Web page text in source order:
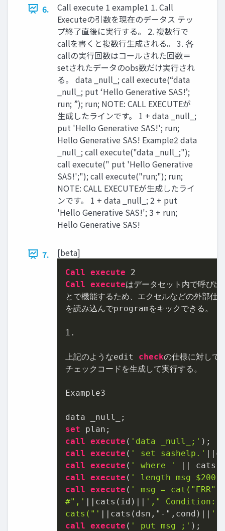
6.
Call execute 1 example1 1. Call
Executeの引数を現在のデータス テッ
プ終了直後に実行する。 2. 複数行で
callを書くと複数行生成される。 3. 各
callの実行回数はコールされた回数＝
setされたデータのobs数だけ実行され
る。 data _null_; call execute(“data
_null_; put ‘Hello Generative SAS!’;
run; ”); run; NOTE: CALL EXECUTEが
生成したラインです。 1 + data _null_;
put 'Hello Generative SAS!'; run;
Hello Generative SAS! Example2 data
_null_; call execute("data _null_;");
call execute(" put 'Hello Generative
SAS!';"); call execute("run;"); run;
NOTE: CALL EXECUTEが生成したライ
ンです。 1 + data _null_; 2 + put
'Hello Generative SAS!'; 3 + run;
Hello Generative SAS!
7. [beta]
Call execute
2
Call executeはデータセット内で呼び出
とで機能するため、エクセルなどの外部仕
を読み込んでprogramをキックできる。
1.
上記のようなedit checkの仕様に対して
チェックコードを生成して実行する。
Example3
set
call execute ( 'data _null_;'
call execute ( ' set sashelp.' ||
call execute ( ' where ' ||
call execute ( ' length msg
call execute ( ' msg =
#",' || cats(id) || ',"
cats("' || cats(dsn,"-",cond) ||
call execute ( ' put msg ;'